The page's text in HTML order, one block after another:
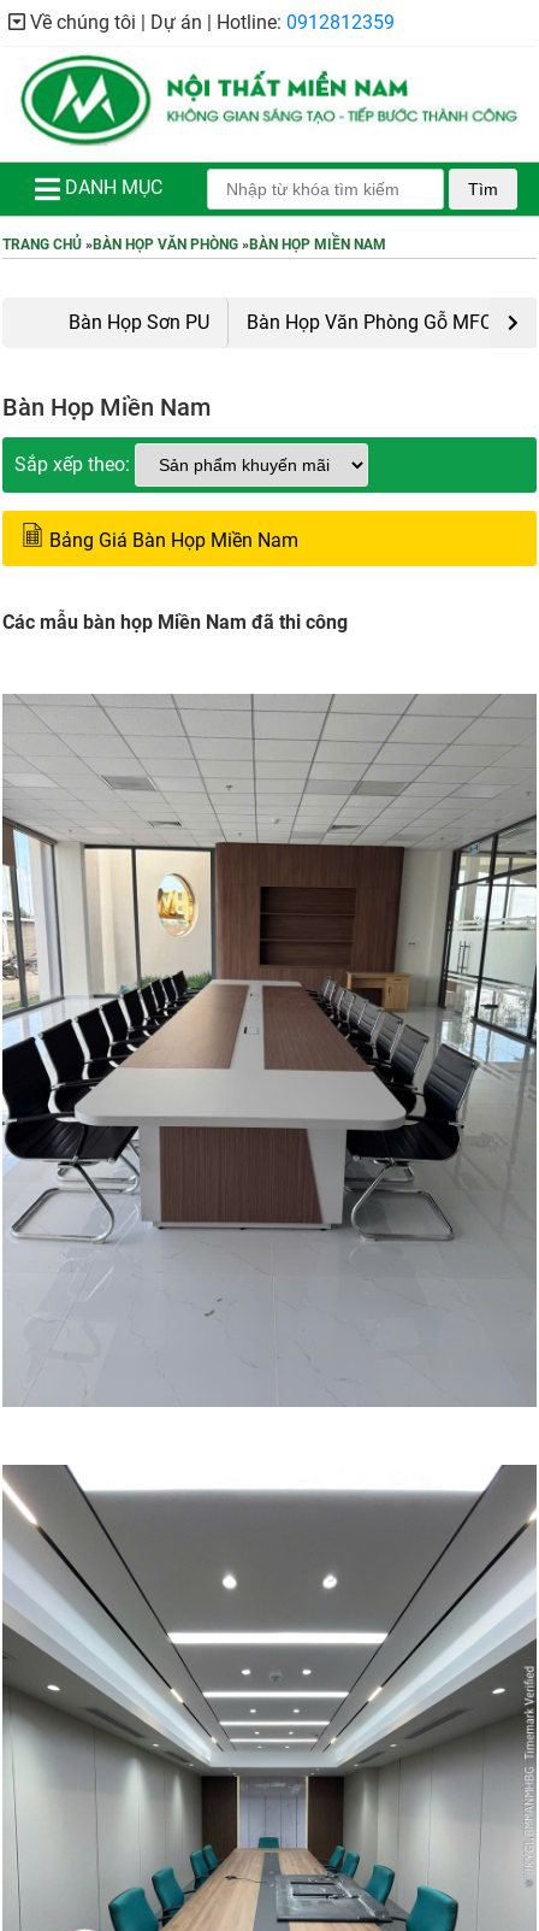
Về chúng tôi | Dự án | Hotline: 0912812359
DANH MỤC Tìm
TRANG CHỦ »BÀN HỌP VĂN PHÒNG »BÀN HỌP MIỀN NAM
Bàn Họp Sơn PU Bàn Họp Văn Phòng Gỗ MFC
Bàn Họp Miền Nam
Sắp xếp theo:
Bảng Giá Bàn Họp Miền Nam
Các mẫu bàn họp Miền Nam đã thi công